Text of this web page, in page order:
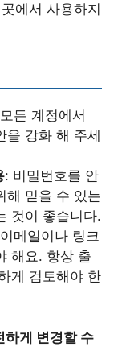
에서 사용하지
든 계정에서
을 강화 해 주세
: 비밀번호를 안
해 믿을 수 있는
것이 좋습니다.
메일이나 링크
해요. 항상 출
게 검토해야 한
하게 변경할 수